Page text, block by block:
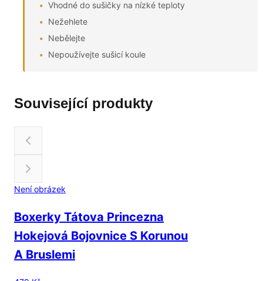
Vhodné do sušičky na nízké teploty
Nežehlete
Nebělejte
Nepoužívejte sušicí koule
Související produkty
Není obrázek
Boxerky Tátova Princezna
Hokejová Bojovnice S Korunou
A Bruslemi